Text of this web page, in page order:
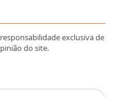
exclusiva de
do site.